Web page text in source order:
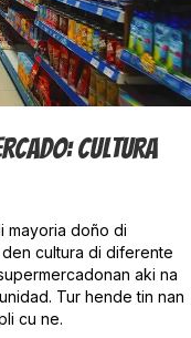
Cultura
mayoria doño di
cultura di diferente
aki na
Tur hende tin nan
cu ne.